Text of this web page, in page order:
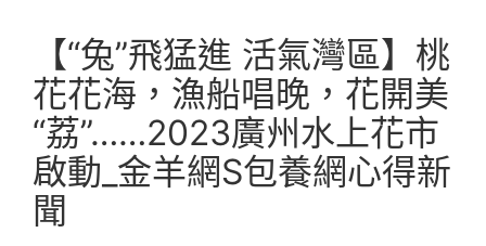
【“兔”飛猛進 活氣灣區】桃
花花海，漁船唱晚，花開美
“荔”……2023廣州水上花市
啟動_金羊網S包養網心得新
聞